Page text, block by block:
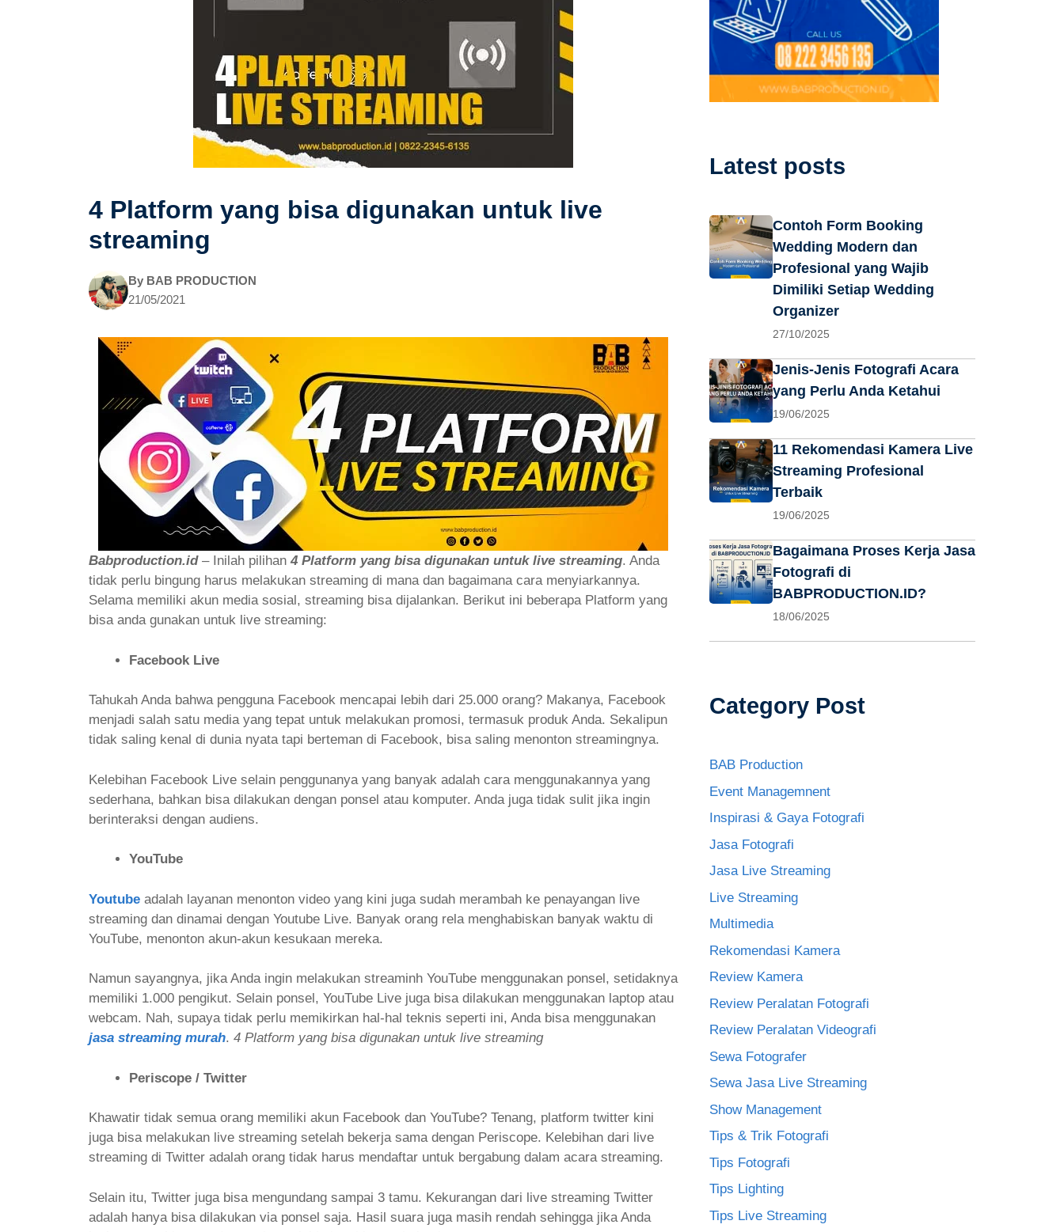
4 Platform yang bisa digunakan untuk live
streaming
By BAB PRODUCTION
21/05/2021
Babproduction.id– Inilah pilihan4 Platform yang bisa digunakan untuk live streaming. Anda
tidak perlu bingung harus melakukan streaming di mana dan bagaimana cara menyiarkannya.
Selama memiliki akun media sosial, streaming bisa dijalankan. Berikut ini beberapa Platform yang
bisa anda gunakan untuk live streaming:
Facebook Live
Tahukah Anda bahwa pengguna Facebook mencapai lebih dari 25.000 orang? Makanya, Facebook
menjadi salah satu media yang tepat untuk melakukan promosi, termasuk produk Anda. Sekalipun
tidak saling kenal di dunia nyata tapi berteman di Facebook, bisa saling menonton streamingnya.
Kelebihan Facebook Live selain penggunanya yang banyak adalah cara menggunakannya yang
sederhana, bahkan bisa dilakukan dengan ponsel atau komputer. Anda juga tidak sulit jika ingin
berinteraksi dengan audiens.
YouTube
Youtube adalah layanan menonton video yang kini juga sudah merambah ke penayangan live
streaming dan dinamai dengan Youtube Live. Banyak orang rela menghabiskan banyak waktu di
YouTube, menonton akun-akun kesukaan mereka.
Namun sayangnya, jika Anda ingin melakukan streaminh YouTube menggunakan ponsel, setidaknya
memiliki 1.000 pengikut. Selain ponsel, YouTube Live juga bisa dilakukan menggunakan laptop atau
webcam. Nah, supaya tidak perlu memikirkan hal-hal teknis seperti ini, Anda bisa menggunakan
jasa streaming murah. 4 Platform yang bisa digunakan untuk live streaming
Periscope / Twitter
Khawatir tidak semua orang memiliki akun Facebook dan YouTube? Tenang, platform twitter kini
juga bisa melakukan live streaming setelah bekerja sama dengan Periscope. Kelebihan dari live
streaming di Twitter adalah orang tidak harus mendaftar untuk bergabung dalam acara streaming.
Selain itu, Twitter juga bisa mengundang sampai 3 tamu. Kekurangan dari live streaming Twitter
adalah hanya bisa dilakukan via ponsel saja. Hasil suara juga masih rendah sehingga jika Anda
Latest posts
Contoh Form Booking
Wedding Modern dan
Profesional yang Wajib
Dimiliki Setiap Wedding
Organizer
27/10/2025
Jenis-Jenis Fotografi Acara
yang Perlu Anda Ketahui
19/06/2025
11 Rekomendasi Kamera Live
Streaming Profesional
Terbaik
19/06/2025
Bagaimana Proses Kerja Jasa
Fotografi di
BABPRODUCTION.ID?
18/06/2025
Category Post
BAB Production
Event Managemnent
Inspirasi & Gaya Fotografi
Jasa Fotografi
Jasa Live Streaming
Live Streaming
Multimedia
Rekomendasi Kamera
Review Kamera
Review Peralatan Fotografi
Review Peralatan Videografi
Sewa Fotografer
Sewa Jasa Live Streaming
Show Management
Tips & Trik Fotografi
Tips Fotografi
Tips Lighting
Tips Live Streaming